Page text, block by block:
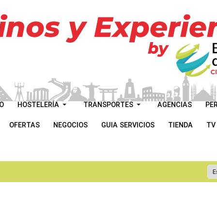
HOSTELERÍA TRANSPORTES AGENCIAS
OFERTAS NEGOCIOS GUIA SERVICIOS TIENDA TV